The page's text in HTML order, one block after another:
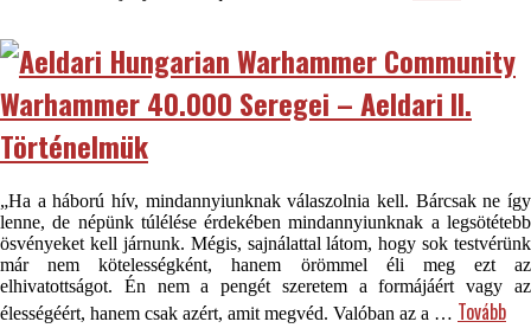
Warhammer 40.000 Seregei – Aeldari II.
Történelmük
„Ha a háború hív, mindannyiunknak válaszolnia kell. Bárcsak ne így
lenne, de népünk túlélése érdekében mindannyiunknak a legsötétebb
ösvényeket kell járnunk. Mégis, sajnálattal látom, hogy sok testvérünk
már nem kötelességként, hanem örömmel éli meg ezt az
elhivatottságot. Én nem a pengét szeretem a formájáért vagy az
élességéért, hanem csak azért, amit megvéd. Valóban az a … Tovább